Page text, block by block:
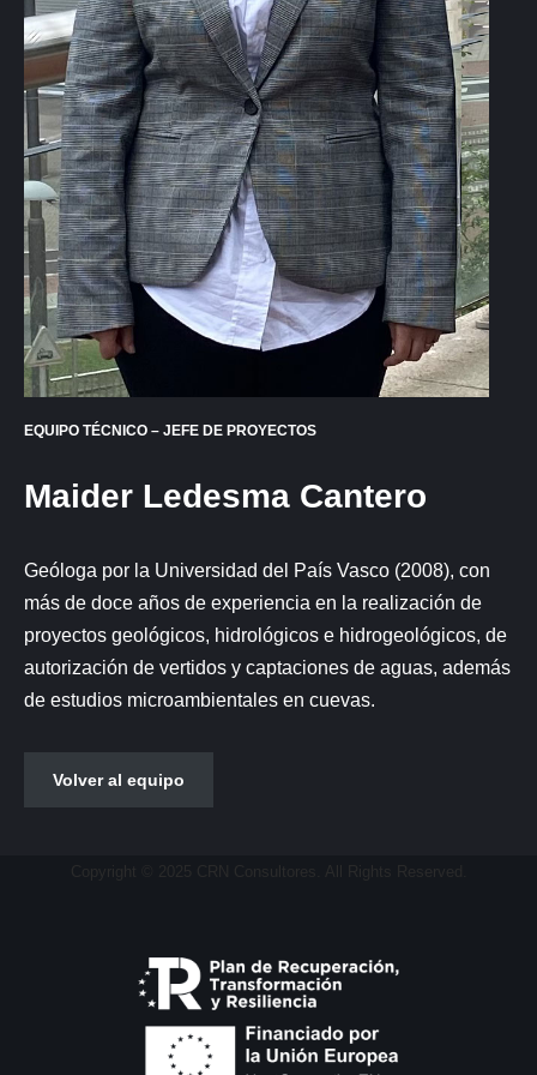
EQUIPO TÉCNICO – JEFE DE PROYECTOS
Maider Ledesma Cantero
Geóloga por la Universidad del País Vasco (2008), con
más de doce años de experiencia en la realización de
proyectos geológicos, hidrológicos e hidrogeológicos, de
autorización de vertidos y captaciones de aguas, además
de estudios microambientales en cuevas.
Volver al equipo